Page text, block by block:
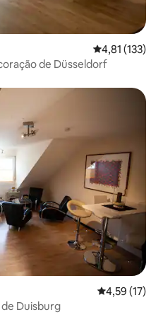
4,81 de uma
4,81 (133)
de Düsseldorf
4,59 de uma
4,59 (17)
Duisburg